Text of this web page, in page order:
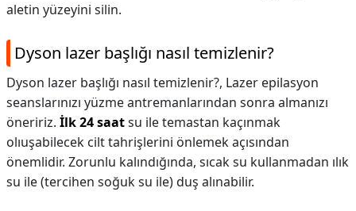
aletin yüzeyini silin.
Dyson lazer başlığı nasıl temizlenir?
Dyson lazer başlığı nasıl temizlenir?, Lazer epilasyon
seanslarınızı yüzme antremanlarından sonra almanızı
öneririz. İlk 24 saatsu ile temastan kaçınmak
olıuşabilecek cilt tahrişlerini önlemek açısından
önemlidir. Zorunlu kalındığında, sıcak su kullanmadan ılık
su ile (tercihen soğuk su ile) duş alınabilir.